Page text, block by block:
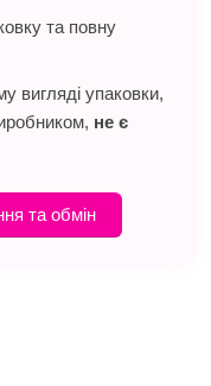
та повну
вигляді упаковки,
не є
та обмін